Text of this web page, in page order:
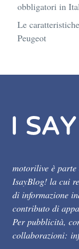
obbligatori in
Le
Peugeot
motorilive è
IsayBlog! la cui
di informazione
contributo di
Per pubblicità,
collaborazioni: